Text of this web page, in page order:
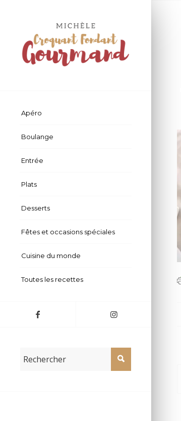
Apéro
Boulange
Entrée
Plats
Desserts
Fêtes et occasions spéciales
Cuisine du monde
Toutes les recettes